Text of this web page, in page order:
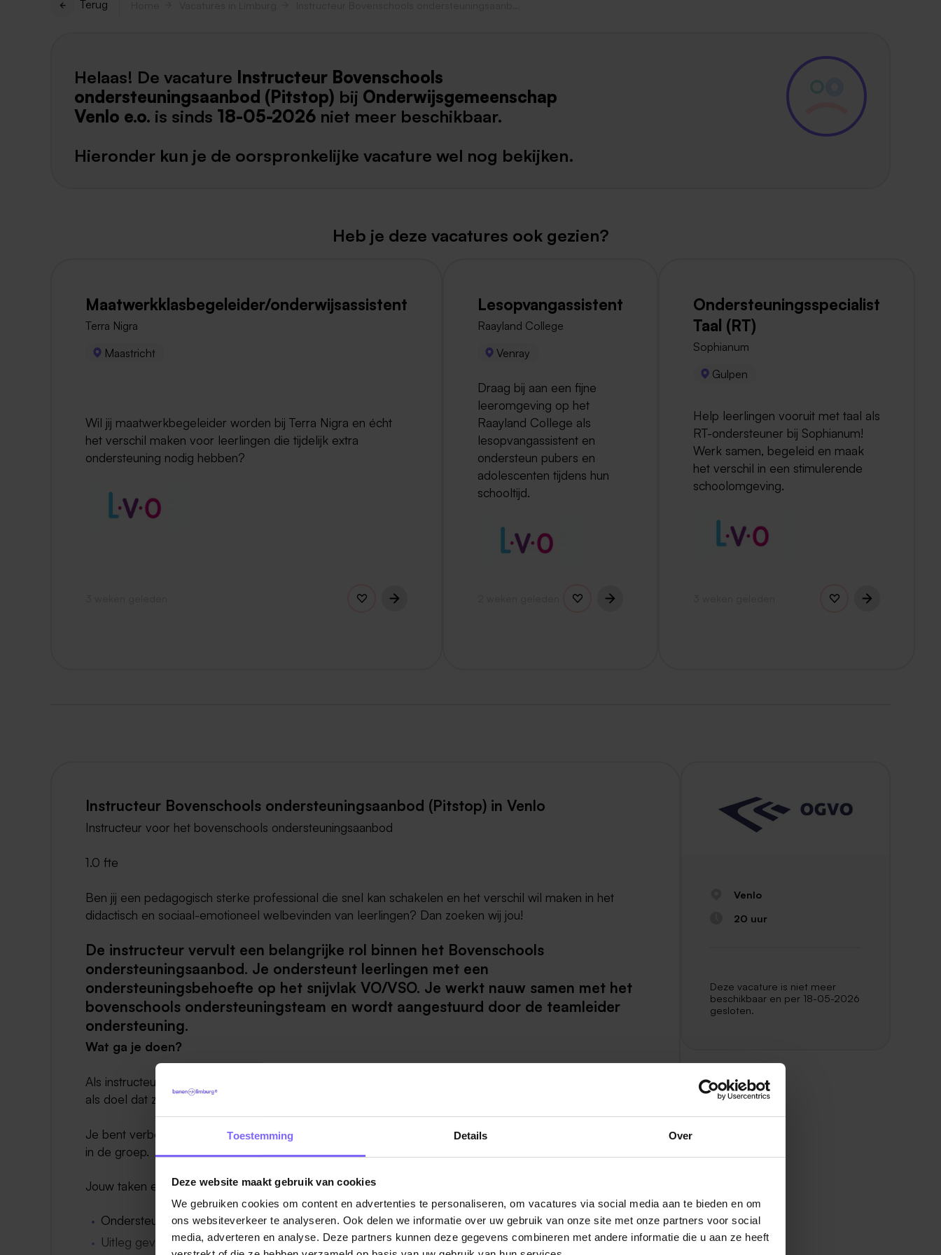
Toestemming Details Over
Deze website maakt gebruik van cookies
We gebruiken cookies om content en advertenties te personaliseren, om vacatures via social media aan te bieden en om
ons websiteverkeer te analyseren. Ook delen we informatie over uw gebruik van onze site met onze partners voor social
media, adverteren en analyse. Deze partners kunnen deze gegevens combineren met andere informatie die u aan ze heeft
Terug
Helaas! De vacature Instructeur Bovenschools
ondersteuningsaanbod (Pitstop) bij Onderwijsgemeenschap
Venlo e.o. is sinds 18-05-2026 niet meer beschikbaar.
Hieronder kun je de oorspronkelijke vacature wel nog bekijken.
Heb je deze vacatures ook gezien?
Maatwerkklasbegeleider/onderwijsassistent
Terra Nigra
Maastricht
Wil jij maatwerkbegeleider worden bij Terra Nigra en écht
het verschil maken voor leerlingen die tijdelijk extra
ondersteuning nodig hebben?
Lesopvangassistent
Raayland College
Venray
Draag bij aan een fijne
leeromgeving op het
Raayland College als
lesopvangassistent en
ondersteun pubers en
adolescenten tijdens hun
schooltijd.
Ondersteuningsspecialist
Taal (RT)
Sophianum
Gulpen
Help leerlingen vooruit met taal als
RT-ondersteuner bij Sophianum!
Werk samen, begeleid en maak
het verschil in een stimulerende
schoolomgeving.
Instructeur Bovenschools ondersteuningsaanbod (Pitstop) in Venlo
Instructeur voor het bovenschools ondersteuningsaanbod
1.0 fte
Ben jij een pedagogisch sterke professional die snel kan schakelen en het verschil wil maken in het
didactisch en sociaal-emotioneel welbevinden van leerlingen? Dan zoeken wij jou!
De instructeur vervult een belangrijke rol binnen het Bovenschools
ondersteuningsaanbod. Je ondersteunt leerlingen met een
ondersteuningsbehoefte op het snijvlak VO/VSO. Je werkt nauw samen met het
bovenschools ondersteuningsteam en wordt aangestuurd door de teamleider
ondersteuning.
Wat ga je doen?
Als instructeur begeleid je leerlingen op het gebied van sociaal-emotioneel welbevinden en gedrag met
als doel dat zij weer kunnen deelnemen aan het reguliere onderwijsprogramma.
Je bent verbonden aan het bovenschoolse aanbod de Pitstop en Syntheseklas en bent de extra handen
in de groep.
Jouw taken en verantwoordelijkheden
Ondersteunen van leerlingen tijdens lessen en bij het verwerken van leerstof.
Uitleg geven op het niveau en tempo dat past bij de leerling.
Venlo
20 uur
Deze vacature is niet meer
beschikbaar en per 18-05-2026
gesloten.